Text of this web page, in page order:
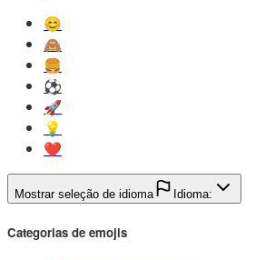
😊️
🙈️
🍔️
⚽️
🚀️
💡️
❤️
Mostrar seleção de idioma Idioma:
Categorias de emojis